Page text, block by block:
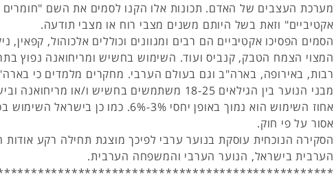
מערכת העצבים של האדם. תכונות אלו הקנו לסמים את השם "חומרים
אקטיביים" וזאת בשל היותם משנים מצבי רוח או מצבי תודעה.
הסמים הפסיכו אקטיביים הם רבים ומגוונים וכוללים אלכוהול, קפאין,
המצוי הצמח הטבק, קנביס ועוד. השימוש בחשיש ומריחואנה נפוץ
מבני הנוער בין הגילאים 18-25 משתמשים בחשיש ו/או
אחוז השימוש הוא נמוך באופן יחסי 3%-6%. כמו כן בישראל
אסור על פי חוק.
הסקירה הנוכחית עוסקת בנוער ערבי לפיכך מוצגת תחילה רקע אודות
הערבית בישראל, הנוער הערבי והמשפחה הערבית.